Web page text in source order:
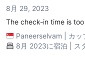
Manager Crowne
8月 29, 2023
The check-in time is
Paneerselvam
カッ
8月 2023に宿泊 | ス